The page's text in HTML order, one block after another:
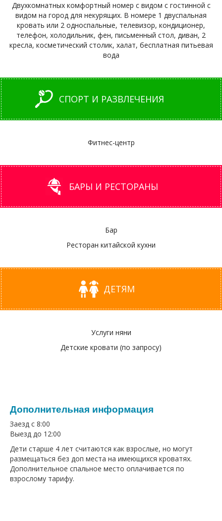
Двухкомнатных комфортный номер с видом с гостинной с
видом на город для некурящих. В номере 1 двуспальная
кровать или 2 односпальные, телевизор, кондиционер,
телефон, холодильник, фен, письменный стол, диван, 2
кресла, косметический столик, халат, бесплатная питьевая
вода
СПОРТ И РАЗВЛЕЧЕНИЯ
Фитнес-центр
БАРЫ И РЕСТОРАНЫ
Бар
Ресторан китайской кухни
ДЕТЯМ
Услуги няни
Детские кровати (по запросу)
Дополнительная информация
Заезд с 8:00
Выезд до 12:00
Дети старше 4 лет считаются как взрослые, но могут
размещаться без доп места на имеющихся кроватях.
Дополнительное спальное место оплачивается по
взрослому тарифу.